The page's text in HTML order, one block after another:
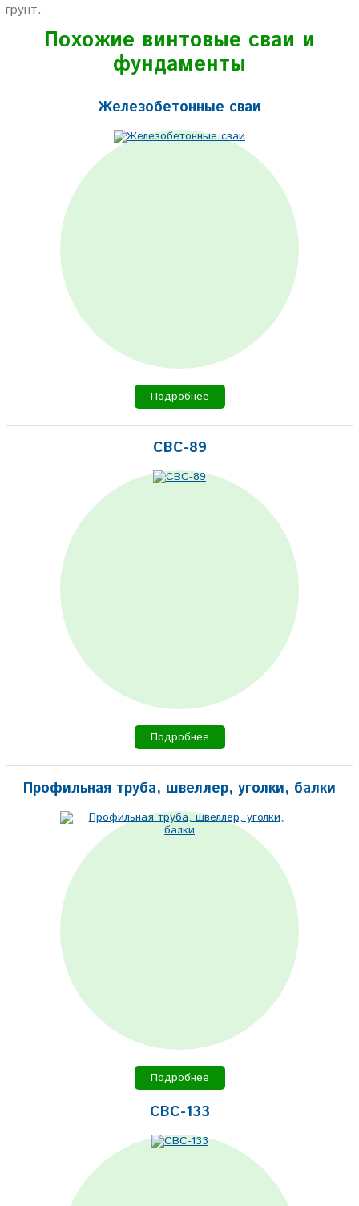
грунт.
Похожие винтовые сваи и
фундаменты
Железобетонные сваи
Подробнее
СВС-89
Подробнее
Профильная труба, швеллер, уголки, балки
Подробнее
СВС-133